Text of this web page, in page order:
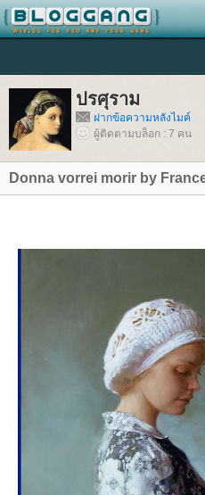
ปรศุราม
ฝากข้อความหลังไมค์
ผู้ติดตามบล็อก : 7 คน
Donna vorrei morir by